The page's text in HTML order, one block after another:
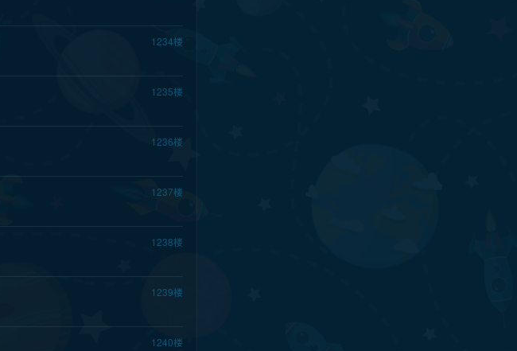
1234楼
1235楼
1236楼
1237楼
1238楼
1239楼
1240楼